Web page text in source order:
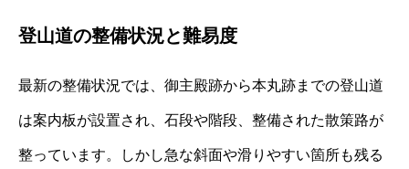
登山道の整備状況と難易度
最新の整備状況では、御主殿跡から本丸跡までの登山道
は案内板が設置され、石段や階段、整備された散策路が
整っています。しかし急な斜面や滑りやすい箇所も残る